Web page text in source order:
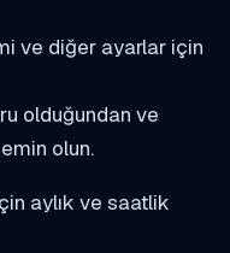
ve diğer ayarlar için
olduğundan ve
emin olun.
aylık ve saatlik